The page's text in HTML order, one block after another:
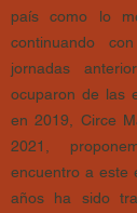
país como lo
continuando
jornadas
ocuparon de las
en 2019, Circe
2021,
encuentro a este
años ha sido